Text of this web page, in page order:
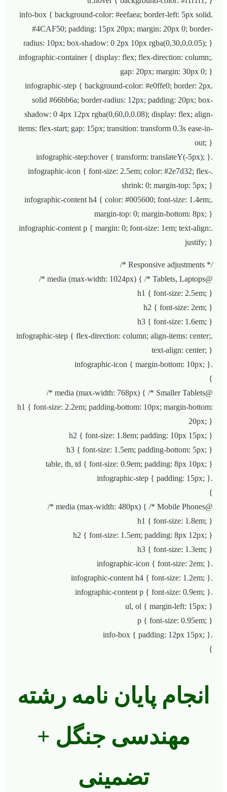
.info-box { background-color: #eefaea; border-left: 5px solid
#4CAF50; padding: 15px 20px; margin: 20px 0; border-
radius: 10px; box-shadow: 0 2px 10px rgba(0,30,0,0.05); }
.infographic-container { display: flex; flex-direction: column;
gap: 20px; margin: 30px 0; }
.infographic-step { background-color: #e0ffe0; border: 2px
solid #66bb6a; border-radius: 12px; padding: 20px; box-
shadow: 0 4px 12px rgba(0,60,0,0.08); display: flex; align-
items: flex-start; gap: 15px; transition: transform 0.3s ease-in-
out; }
.infographic-step:hover { transform: translateY(-5px); }
.infographic-icon { font-size: 2.5em; color: #2e7d32; flex-
shrink: 0; margin-top: 5px; }
.infographic-content h4 { color: #005600; font-size: 1.4em;
margin-top: 0; margin-bottom: 8px; }
.infographic-content p { margin: 0; font-size: 1em; text-align:
justify; }
/* Responsive adjustments */
@media (max-width: 1024px) { /* Tablets, Laptops */
h1 { font-size: 2.5em; }
h2 { font-size: 2em; }
h3 { font-size: 1.6em; }
.infographic-step { flex-direction: column; align-items: center;
text-align: center; }
.infographic-icon { margin-bottom: 10px; }
}
@media (max-width: 768px) { /* Smaller Tablets */
h1 { font-size: 2.2em; padding-bottom: 10px; margin-bottom:
20px; }
h2 { font-size: 1.8em; padding: 10px 15px; }
h3 { font-size: 1.5em; padding-bottom: 5px; }
table, th, td { font-size: 0.9em; padding: 8px 10px; }
.infographic-step { padding: 15px; }
}
@media (max-width: 480px) { /* Mobile Phones */
h1 { font-size: 1.8em; }
h2 { font-size: 1.5em; padding: 8px 12px; }
h3 { font-size: 1.3em; }
.infographic-icon { font-size: 2em; }
.infographic-content h4 { font-size: 1.2em; }
.infographic-content p { font-size: 0.9em; }
ul, ol { margin-left: 15px; }
p { font-size: 0.95em; }
.info-box { padding: 12px 15px; }
}
انجام پایان نامه رشته
مهندسی جنگل +
تضمینی